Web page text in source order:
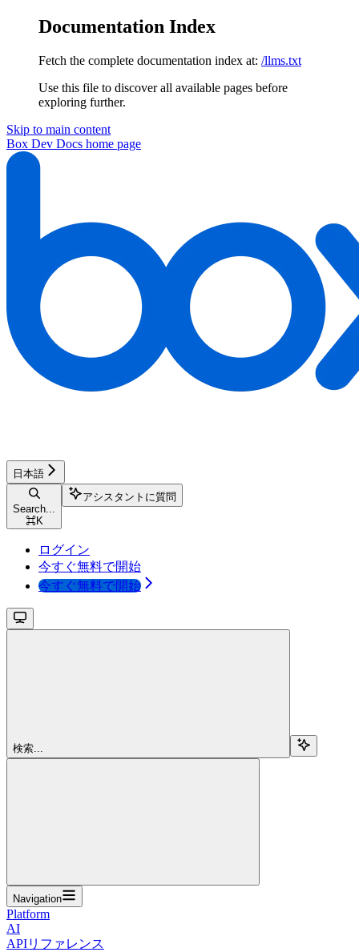
Documentation Index
Fetch the complete documentation index at: /llms.txt
Use this file to discover all available pages before
exploring further.
Skip to main content
Box Dev Docs home page
日本語
Search...
⌘K
アシスタントに質問
ログイン
今すぐ無料で開始
今すぐ無料で開始
検索...
Navigation
Platform
AI
APIリファレンス